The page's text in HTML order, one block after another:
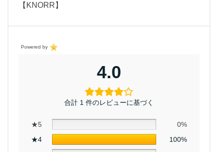
【KNORR】
Powered by
4.0
合計 1 件のレビューに基づく
★5
0%
★4
100%